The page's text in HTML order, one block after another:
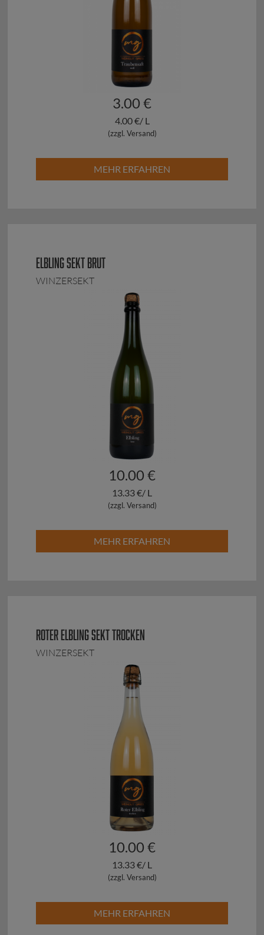
3.00 €
4.00 €/ L
(zzgl. Versand)
MEHR ERFAHREN
ELBLING SEKT BRUT
WINZERSEKT
10.00 €
13.33 €/ L
(zzgl. Versand)
MEHR ERFAHREN
ROTER ELBLING SEKT TROCKEN
WINZERSEKT
10.00 €
13.33 €/ L
(zzgl. Versand)
MEHR ERFAHREN